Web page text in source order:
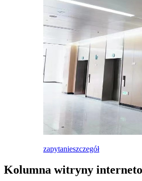
zapytanieszczegół
Kolumna witryny